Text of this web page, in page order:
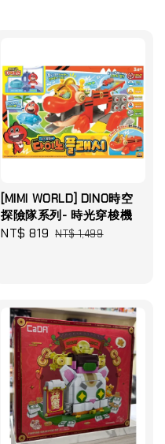
[MIMI WORLD] DINO時空
探險隊系列- 時光穿梭機
Sale
NT$ 819 Regular
NT$ 1,499